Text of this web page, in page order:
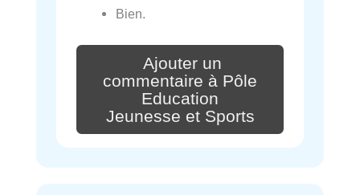
Bien.
Ajouter un
commentaire à Pôle
Education
Jeunesse et Sports